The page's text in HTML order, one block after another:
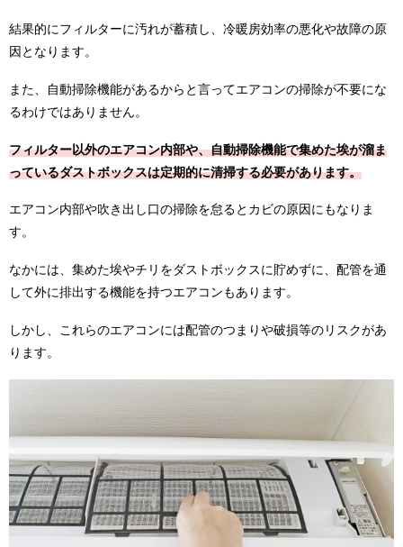
結果的にフィルターに汚れが蓄積し、冷暖房効率の悪化や故障の原
因となります。
また、自動掃除機能があるからと言ってエアコンの掃除が不要にな
るわけではありません。
フィルター以外のエアコン内部や、自動掃除機能で集めた埃が溜ま
っているダストボックスは定期的に清掃する必要があります。
エアコン内部や吹き出し口の掃除を怠るとカビの原因にもなりま
す。
なかには、集めた埃やチリをダストボックスに貯めずに、配管を通
して外に排出する機能を持つエアコンもあります。
しかし、これらのエアコンには配管のつまりや破損等のリスクがあ
ります。